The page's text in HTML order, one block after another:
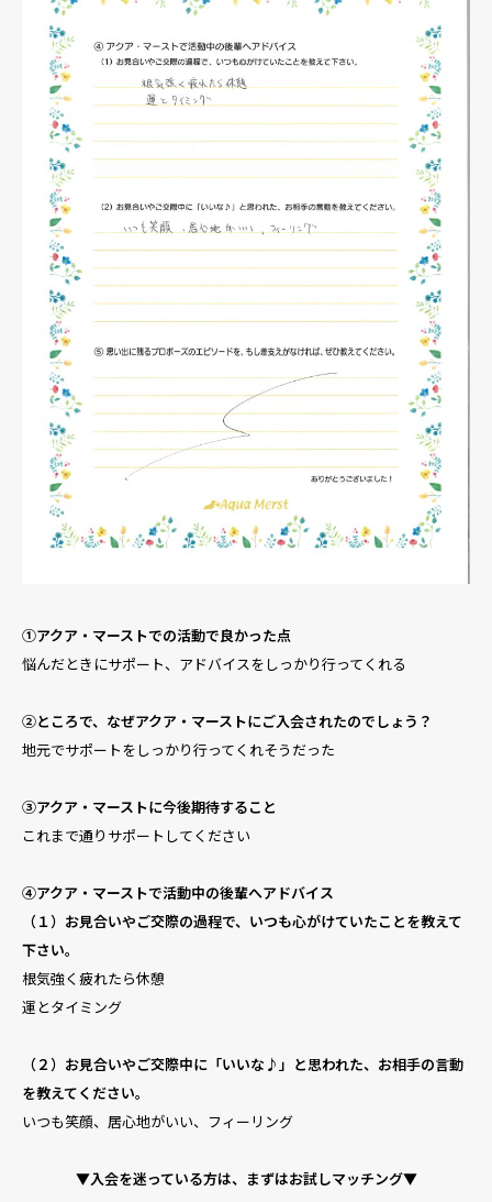
①アクア・マーストでの活動で良かった点
悩んだときにサポート、アドバイスをしっかり行ってくれる
②ところで、なぜアクア・マーストにご入会されたのでしょう？
地元でサポートをしっかり行ってくれそうだった
③アクア・マーストに今後期待すること
これまで通りサポートしてください
④アクア・マーストで活動中の後輩へアドバイス
（１）お見合いやご交際の過程で、いつも心がけていたことを教えて
下さい。
根気強く疲れたら休憩
運とタイミング
（２）お見合いやご交際中に「いいな♪」と思われた、お相手の言動
を教えてください。
いつも笑顔、居心地がいい、フィーリング
▼入会を迷っている方は、まずはお試しマッチング▼